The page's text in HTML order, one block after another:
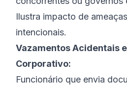
Ilustra impacto de
intencionais.
Vazamentos Acidentais
Corporativo:
Funcionário que envia